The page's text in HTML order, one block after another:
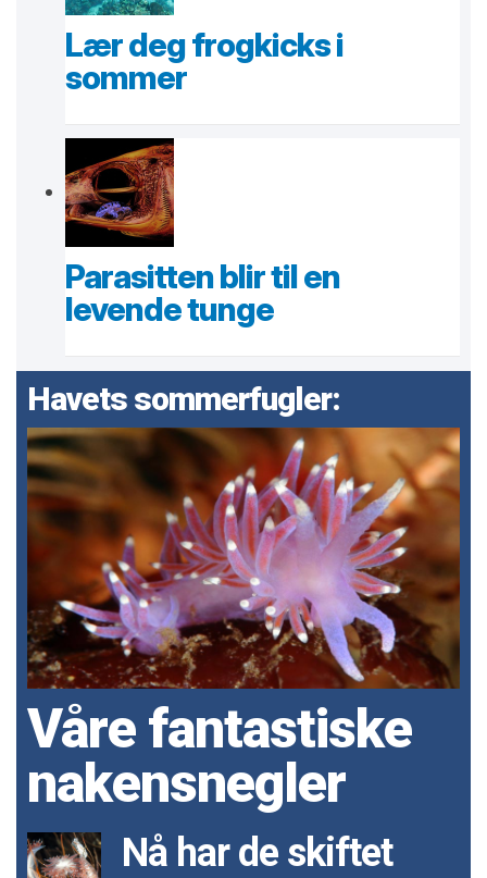
Lær deg frogkicks i
sommer
Parasitten blir til en
levende tunge
Havets sommerfugler:
Våre fantastiske
nakensnegler
Nå har de skiftet